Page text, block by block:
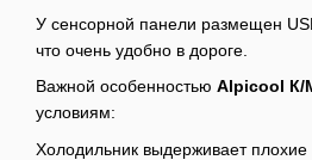
У сенсорной панели размещен
что очень удобно в дороге.
Важной особенностью Alpicool К/
условиям:
Холодильник выдерживает